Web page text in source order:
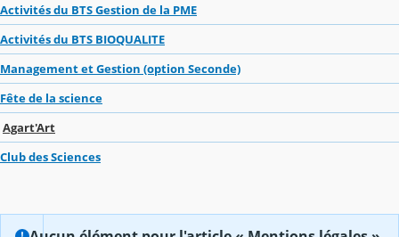
Activités du BTS Gestion de la PME
Activités du BTS BIOQUALITE
Management et Gestion (option Seconde)
Fête de la science
Agart'Art
Club des Sciences